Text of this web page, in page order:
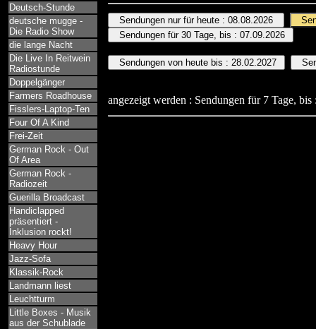
Deutsch-Stunde
deutsche mugge -
Die Radio Show
die lange Nacht
Die Live In Reitwein
Radiostunde
Doppelgänger
Farmers Roadhouse
Fisslers-Laptop-Ten
Four Of A Kind
Frei-Zeit
German Rock - Out
Of Area
German Rock -
Radiozeit
Guerilla Broadcast
Handiclapped
präsentiert -
Inklusion rockt!
Heavy Hour
Jazz-Sofa
Klassik-Rock
Landmann liest
Leuchtturm
Little Boxes - Musik
aus der Schublade
angezeigt werden : Sendungen für 7 Tage, bis